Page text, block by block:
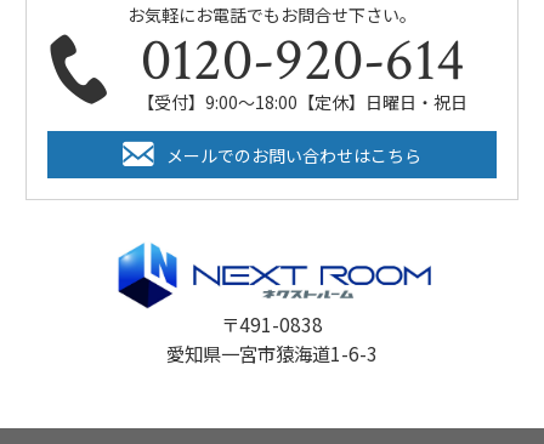
お気軽にお電話でもお問合せ下さい。
0120-920-614
【受付】9:00～18:00【定休】日曜日・祝日
メールでのお問い合わせはこちら
〒491-0838
愛知県一宮市猿海道1-6-3